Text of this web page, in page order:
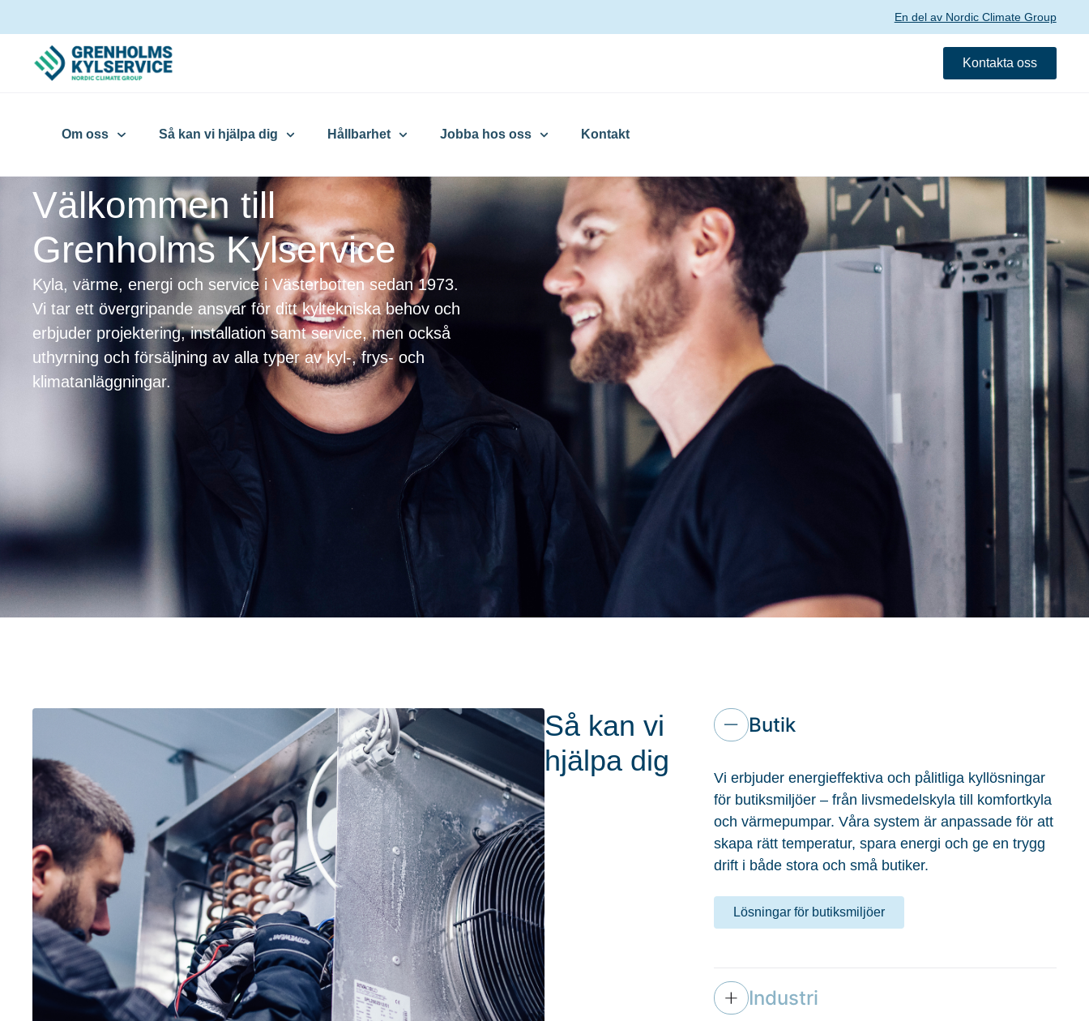
En del av Nordic Climate Group
Kontakta oss
Om oss Så kan vi hjälpa dig Hållbarhet Jobba hos oss Kontakt
Välkommen till
Grenholms Kylservice
Kyla, värme, energi och service i Västerbotten sedan 1973.
Vi tar ett övergripande ansvar för ditt kyltekniska behov och
erbjuder projektering, installation samt service, men också
uthyrning och försäljning av alla typer av kyl-, frys- och
klimatanläggningar.
Så kan vi
hjälpa dig
Butik
Vi erbjuder energieffektiva och pålitliga kyllösningar
för butiksmiljöer – från livsmedelskyla till komfortkyla
och värmepumpar. Våra system är anpassade för att
skapa rätt temperatur, spara energi och ge en trygg
drift i både stora och små butiker.
Lösningar för butiksmiljöer
Industri